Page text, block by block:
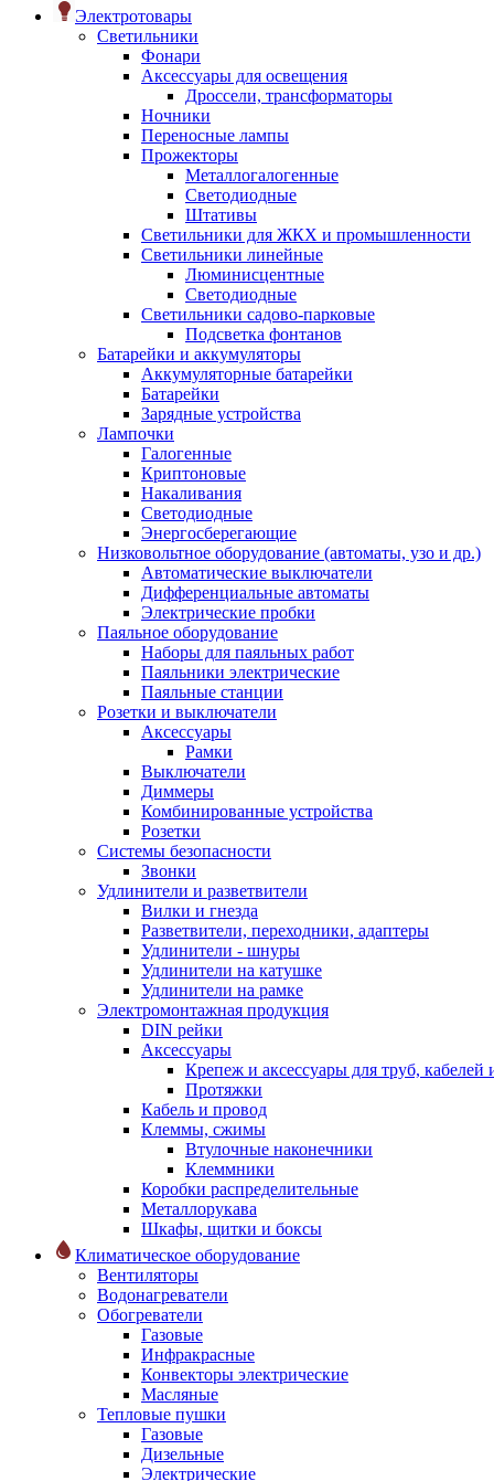
Электротовары
Светильники
Фонари
Аксессуары для освещения
Дроссели, трансформаторы
Ночники
Переносные лампы
Прожекторы
Металлогалогенные
Светодиодные
Штативы
Светильники для ЖКХ и промышленности
Светильники линейные
Люминисцентные
Светодиодные
Светильники садово-парковые
Подсветка фонтанов
Батарейки и аккумуляторы
Аккумуляторные батарейки
Батарейки
Зарядные устройства
Лампочки
Галогенные
Криптоновые
Накаливания
Светодиодные
Энергосберегающие
Низковольтное оборудование (автоматы, узо и др.)
Автоматические выключатели
Дифференциальные автоматы
Электрические пробки
Паяльное оборудование
Наборы для паяльных работ
Паяльники электрические
Паяльные станции
Розетки и выключатели
Аксессуары
Рамки
Выключатели
Диммеры
Комбинированные устройства
Розетки
Системы безопасности
Звонки
Удлинители и разветвители
Вилки и гнезда
Разветвители, переходники, адаптеры
Удлинители - шнуры
Удлинители на катушке
Удлинители на рамке
Электромонтажная продукция
DIN рейки
Аксессуары
Крепеж и аксессуары для труб, кабелей
Протяжки
Кабель и провод
Клеммы, сжимы
Втулочные наконечники
Клеммники
Коробки распределительные
Металлорукава
Шкафы, щитки и боксы
Климатическое оборудование
Вентиляторы
Водонагреватели
Обогреватели
Газовые
Инфракрасные
Конвекторы электрические
Масляные
Тепловые пушки
Газовые
Дизельные
Электрические